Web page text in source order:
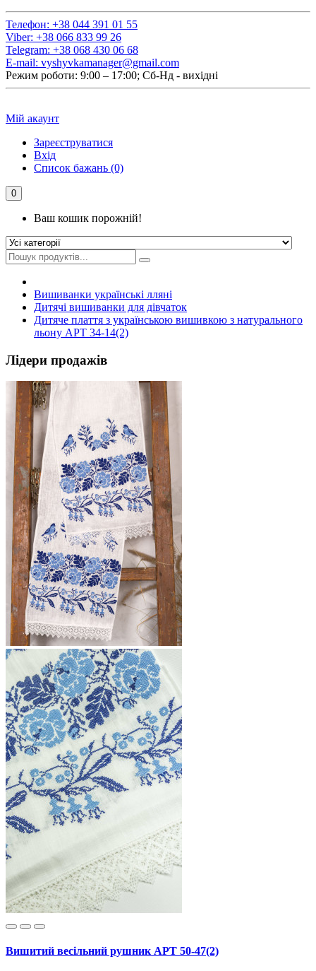
Телефон: +38 044 391 01 55
Viber: +38 066 833 99 26
Telegram: +38 068 430 06 68
E-mail: vyshyvkamanager@gmail.com
Режим роботи: 9:00 – 17:00; Сб-Нд - вихідні
Мій акаунт
Зареєструватися
Вхід
Список бажань (0)
0
Ваш кошик порожній!
Вишиванки українські лляні
Дитячі вишиванки для дівчаток
Дитяче плаття з українською вишивкою з натурального
льону АРТ 34-14(2)
Лідери продажів
Вишитий весільний рушник АРТ 50-47(2)